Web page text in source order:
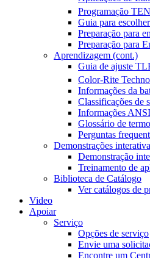
Programação
Guia para
Preparação para
Preparação para
Aprendizagem (cont.)
Guia de ajuste
Color-Rite
Informações da
Classificações de
Informações ANSI
Glossário de
Perguntas
Demonstrações
Demonstração
Treinamento de
Biblioteca de Catálogo
Ver catálogos de
Video
Apoiar
Serviço
Opções de serviço
Envie uma
Encontre um